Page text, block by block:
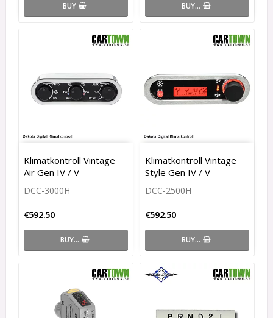
BUY BUY…
Klimatkontroll Vintage
Air Gen IV / V
DCC-3000H
€592.50
BUY…
Klimatkontroll Vintage
Style Gen IV / V
DCC-2500H
€592.50
BUY…